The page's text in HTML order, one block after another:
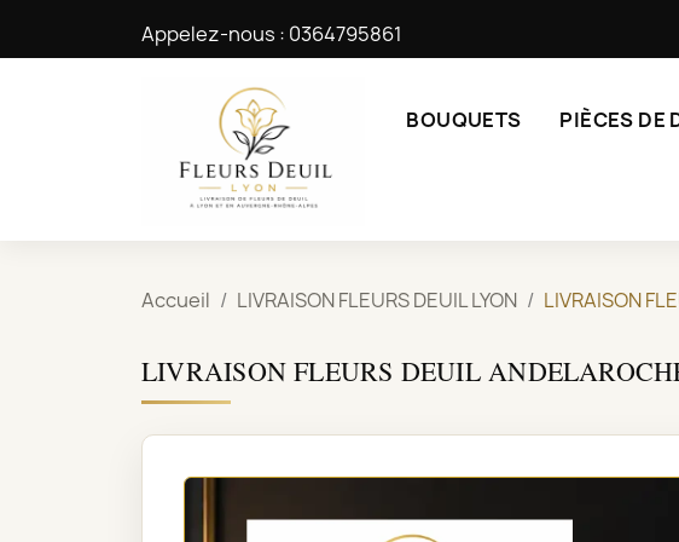
Appelez-nous : 0364795861
BOUQUETS PIÈCES DE
Accueil LIVRAISON FLEURS DEUIL LYON LIVRAISON
LIVRAISON FLEURS DEUIL